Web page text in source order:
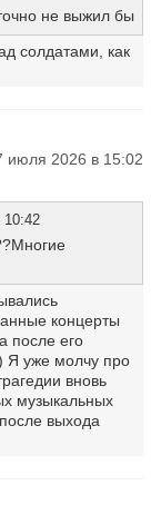
не выжил бы
солдатами, как
июля 2026 в 15:02
10:42
концерты
после его
Я уже молчу про
вновь
музыкальных
выхода